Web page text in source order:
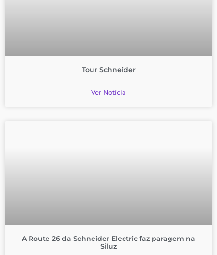
Tour Schneider
Ver Notícia
A Route 26 da Schneider Electric faz paragem na
Siluz